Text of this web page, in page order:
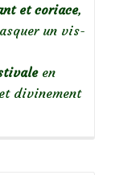
et coriace,
un vis-
en
divinement